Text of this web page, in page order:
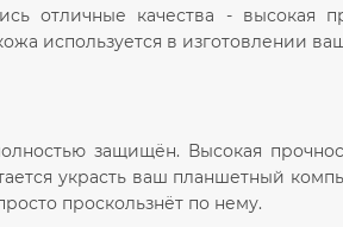
отличные качества - высокая
используется в изготовлении
защищён. Высокая
украсть ваш планшетный
проскользнёт по нему.